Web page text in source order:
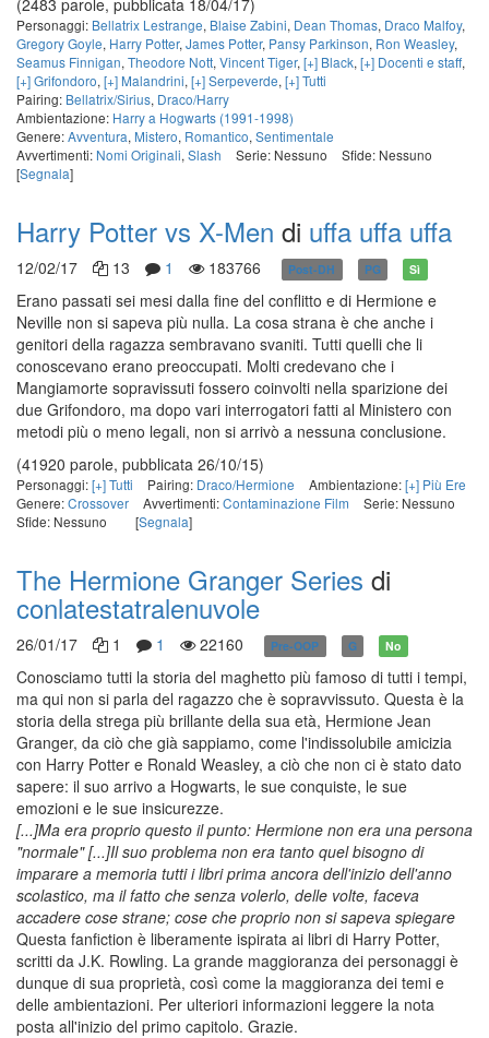
(2483 parole, pubblicata 18/04/17)
Personaggi: Bellatrix Lestrange, Blaise Zabini, Dean Thomas, Draco Malfoy,
Gregory Goyle, Harry Potter, James Potter, Pansy Parkinson, Ron Weasley,
Seamus Finnigan, Theodore Nott, Vincent Tiger, [+] Black, [+] Docenti e staff,
[+] Grifondoro, [+] Malandrini, [+] Serpeverde, [+] Tutti
Pairing: Bellatrix/Sirius, Draco/Harry
Ambientazione: Harry a Hogwarts (1991-1998)
Genere:Avventura, Mistero, Romantico, Sentimentale
Avvertimenti: Nomi Originali, Slash Serie: Nessuno
Sfide: Nessuno
[Segnala]
Harry Potter vs X-Men di uffa uffa uffa
12/02/17 13 1 183766 Post-DH PG Sì
Erano passati sei mesi dalla fine del conflitto e di Hermione e
Neville non si sapeva più nulla. La cosa strana è che anche i
genitori della ragazza sembravano svaniti. Tutti quelli che li
conoscevano erano preoccupati. Molti credevano che i
Mangiamorte sopravissuti fossero coinvolti nella sparizione dei
due Grifondoro, ma dopo vari interrogatori fatti al Ministero con
metodi più o meno legali, non si arrivò a nessuna conclusione.
(41920 parole, pubblicata 26/10/15)
Personaggi:[+] Tutti Pairing: Draco/Hermione Ambientazione:[+] Più Ere
Genere:Crossover Avvertimenti:Contaminazione Film
Serie: Nessuno
Sfide: Nessuno
[Segnala]
The Hermione Granger Series di
conlatestatralenuvole
26/01/17 1 1 22160 Pre-OOP G No
Conosciamo tutti la storia del maghetto più famoso di tutti i tempi,
ma qui non si parla del ragazzo che è sopravvissuto. Questa è la
storia della strega più brillante della sua età, Hermione Jean
Granger, da ciò che già sappiamo, come l'indissolubile amicizia
con Harry Potter e Ronald Weasley, a ciò che non ci è stato dato
sapere: il suo arrivo a Hogwarts, le sue conquiste, le sue
emozioni e le sue insicurezze.
[...]Ma era proprio questo il punto: Hermione non era una persona
"normale" [...]Il suo problema non era tanto quel bisogno di
imparare a memoria tutti i libri prima ancora dell'inizio dell'anno
scolastico, ma il fatto che senza volerlo, delle volte, faceva
accadere cose strane; cose che proprio non si sapeva spiegare
Questa fanfiction è liberamente ispirata ai libri di Harry Potter,
scritti da J.K. Rowling. La grande maggioranza dei personaggi è
dunque di sua proprietà, così come la maggioranza dei temi e
delle ambientazioni. Per ulteriori informazioni leggere la nota
posta all'inizio del primo capitolo. Grazie.